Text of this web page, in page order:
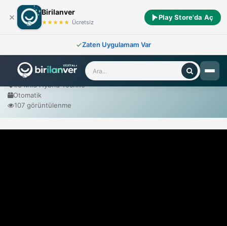
Ana Sayfa / Sıfır Araçlar Renault Austral 1.3 Mild Hybrid Techno Otomatik
Renault Austral 1.3 Mild Hybrid Techno Otomatik
2026 Model
1.3 Mild Hybrid Techno
Otomatik
107 görüntülenme
Birilanver
Ücretsiz
Play Store'da Aç
Zaten Uygulamam Var